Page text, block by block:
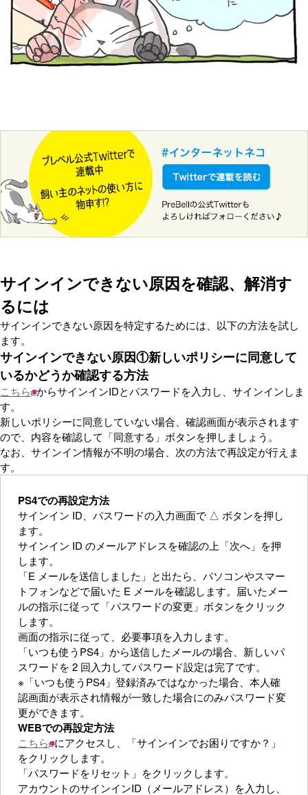
サインインできない原因を確認、解消す
るには
サインインできない原因を特定するためには、以下の方法を試し
ます。
サインインできない原因①新しいポリシーに同意して
いるかどうか確認する方法
こちら からサインインIDとパスワードを入力し、サインインしま
す。
新しいポリシーに同意していない場合、確認画面が表示されます
ので、内容を確認して「同意する」ボタンを押しましょう。
なお、サインイン情報が不明の場合、次の方法で再設定が行えま
す。
PS4での再設定方法
サインイン ID、パスワードの入力画面で △ ボタンを押し
ます。
サインイン ID のメールアドレスを確認の上「次へ」を押
します。
「E メールを送信しました」と出たら、パソコンやスマー
トフォンなどで届いた E メールを確認します。届いたメー
ルの指示に従って「パスワードの変更」ボタンをクリック
します。
画面の指示に従って、必要事項を入力します。
「いつも使うPS4」から送信したメールの場合、新しいパ
スワードを 2 回入力してパスワード設定は完了です。
※「いつも使うPS4」登録済みではなかった場合、本人確
認画面が表示され情報が一致した場合にのみパスワード変
更ができます。
WEBでの再設定方法
こちら にアクセスし、「サインインでお困りですか？」
をクリックします。
「パスワードをリセット」をクリックします。
アカウントのサインインID（メールアドレス）を入力し、